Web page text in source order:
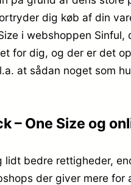
dig køb af din
i webshoppen
for dig, og der er det
at sådan noget som
– One Size og
bedre rettigheder,
der giver mere